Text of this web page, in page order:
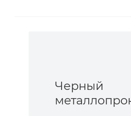
Черный